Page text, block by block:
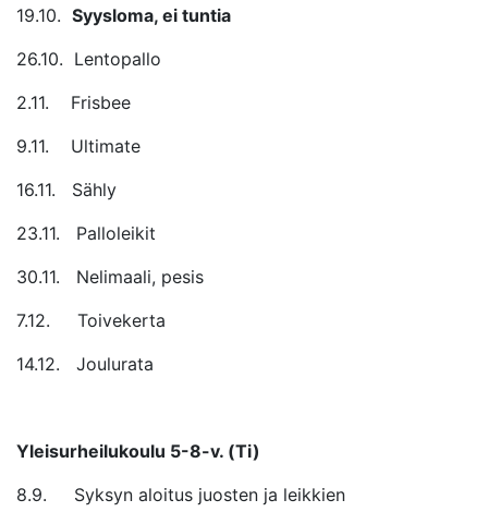
19.10. Syysloma, ei tuntia
26.10. Lentopallo
2.11. Frisbee
9.11. Ultimate
16.11. Sähly
23.11. Palloleikit
30.11. Nelimaali, pesis
7.12. Toivekerta
14.12. Joulurata
Yleisurheilukoulu 5-8-v. (Ti)
8.9. Syksyn aloitus juosten ja leikkien